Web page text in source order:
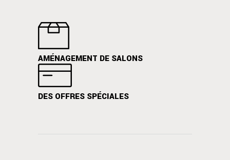
AMÉNAGEMENT DE SALONS
DES OFFRES SPÉCIALES